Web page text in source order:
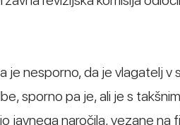
je nesporno, da je vlagatelj
sporno pa je, ali je s
javnega naročila, vezane